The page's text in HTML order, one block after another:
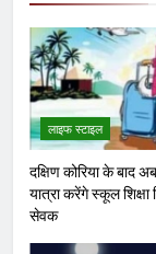
लाइफ स्टाइल
दक्षिण कोरिया के बाद
यात्रा करेंगे स्कूल शिक्षा
सेवक